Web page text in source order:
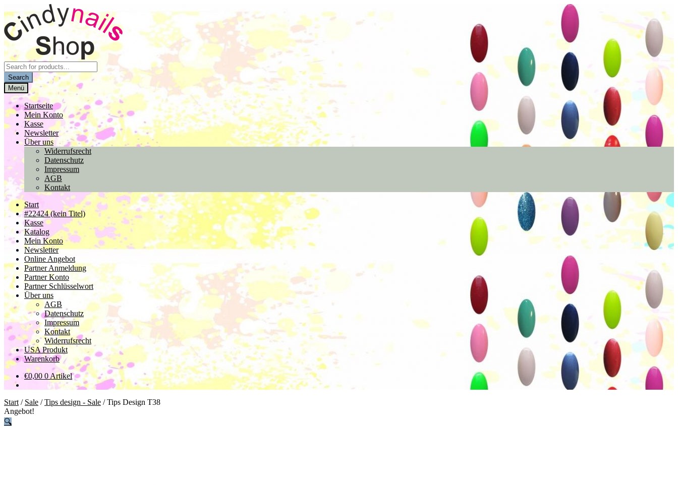
Navigation
springen
Inhalt
springen
Products
search
Search
Menü
Startseite
Mein Konto
Kasse
Newsletter
Über uns
Widerrufsrecht
Datenschutz
Impressum
AGB
Kontakt
Start
#22424 (kein Titel)
Kasse
Katalog
Mein Konto
Newsletter
Online Angebot
Partner Anmeldung
Partner Konto
Partner Schlüsselwort
Über uns
AGB
Datenschutz
Impressum
Kontakt
Widerrufsrecht
USA Produkt
Warenkorb
€0,00 0 Artikel
Start / Sale /Tips design - Sale /Tips Design T38
Angebot!
🔍